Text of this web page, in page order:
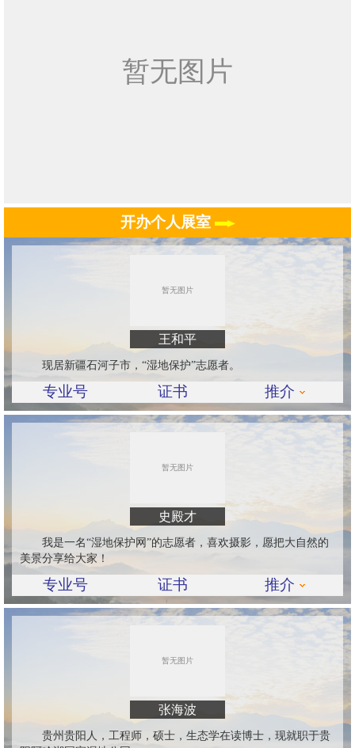
开办个人展室
王和平
现居新疆石河子市，“湿地保护”志愿者。
专业号 证书 推介
史殿才
我是一名“湿地保护网”的志愿者，喜欢摄影，愿把大自然的
美景分享给大家！
专业号 证书 推介
张海波
贵州贵阳人，工程师，硕士，生态学在读博士，现就职于贵